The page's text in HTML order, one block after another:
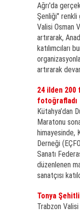
Ağrı'da
Şenliği" renkli
Valisi Osman
artırarak,
katılımcıları
artırarak
24 ilden 200
fotoğrafladı
Kütahya’dan
Maratonu
himayesinde,
Derneği
Sanatı
düzenlenen
sanatçısı
Tonya
Trabzon